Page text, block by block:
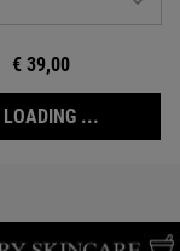
€ 39,00
LOADING ...